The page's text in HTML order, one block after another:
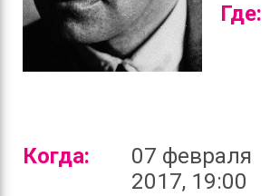
Где:
Когда:
07 февраля
2017, 19:00